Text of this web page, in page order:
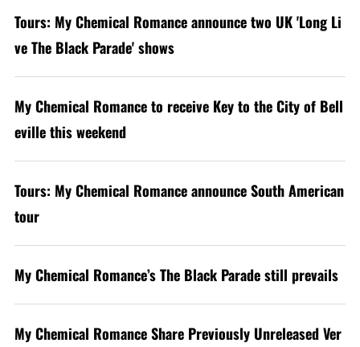
Tours: My Chemical Romance announce two UK 'Long Li
ve The Black Parade' shows
My Chemical Romance to receive Key to the City of Bell
eville this weekend
Tours: My Chemical Romance announce South American
tour
My Chemical Romance’s The Black Parade still prevails
My Chemical Romance Share Previously Unreleased Ver